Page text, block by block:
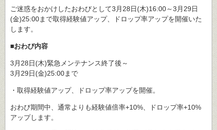
ご迷惑をおかけしたおわびとして3月28日(木)16:00～3月29日
(金)25:00まで取得経験値アップ、ドロップ率アップを開催いた
します。
■おわび内容
3月28日(木)緊急メンテナンス終了後～
3月29日(金)25:00まで
・取得経験値アップ、ドロップ率アップを開催。
おわび期間中、通常よりも経験値倍率+10%、ドロップ率+10%
アップします。